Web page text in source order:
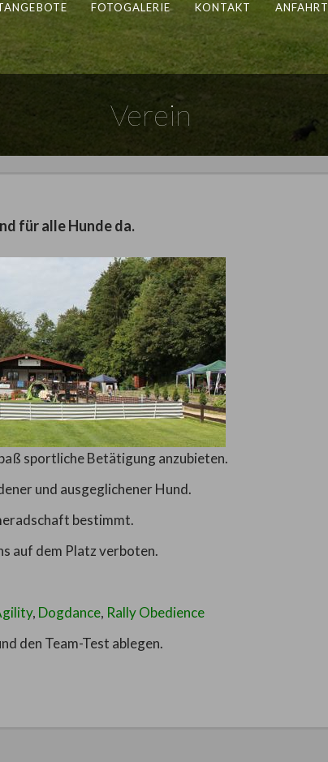
FOTOGALERIE KONTAKT ANFAHRT
Verein
für alle Hunde da.
sportliche Betätigung anzubieten.
und ausgeglichener Hund.
bestimmt.
auf dem Platz verboten.
, Dogdance, Rally Obedience
den Team-Test ablegen.